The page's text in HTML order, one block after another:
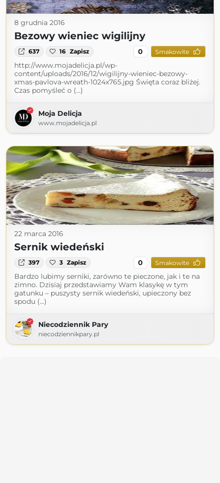
8 grudnia 2016
Bezowy wieniec wigilijny
637 16 Zapisz 0 Smakowite
http://www.mojadelicja.pl/wp-
content/uploads/2016/12/wigilijny-wieniec-bezowy-
xmas-pavlova-wreath-1024x765.jpg Święta coraz bliżej.
Czas pomyśleć o (...)
Moja Delicja
www.mojadelicja.pl
22 marca 2016
Sernik wiedeński
397 3 Zapisz 0 Smakowite
Bardzo lubimy serniki, zarówno te pieczone, jak i te na
zimno. Dzisiaj przedstawiamy Wam klasykę w tym
gatunku – puszysty sernik wiedeński, upieczony bez
spodu (...)
Niecodziennik Pary
niecodziennikpary.pl